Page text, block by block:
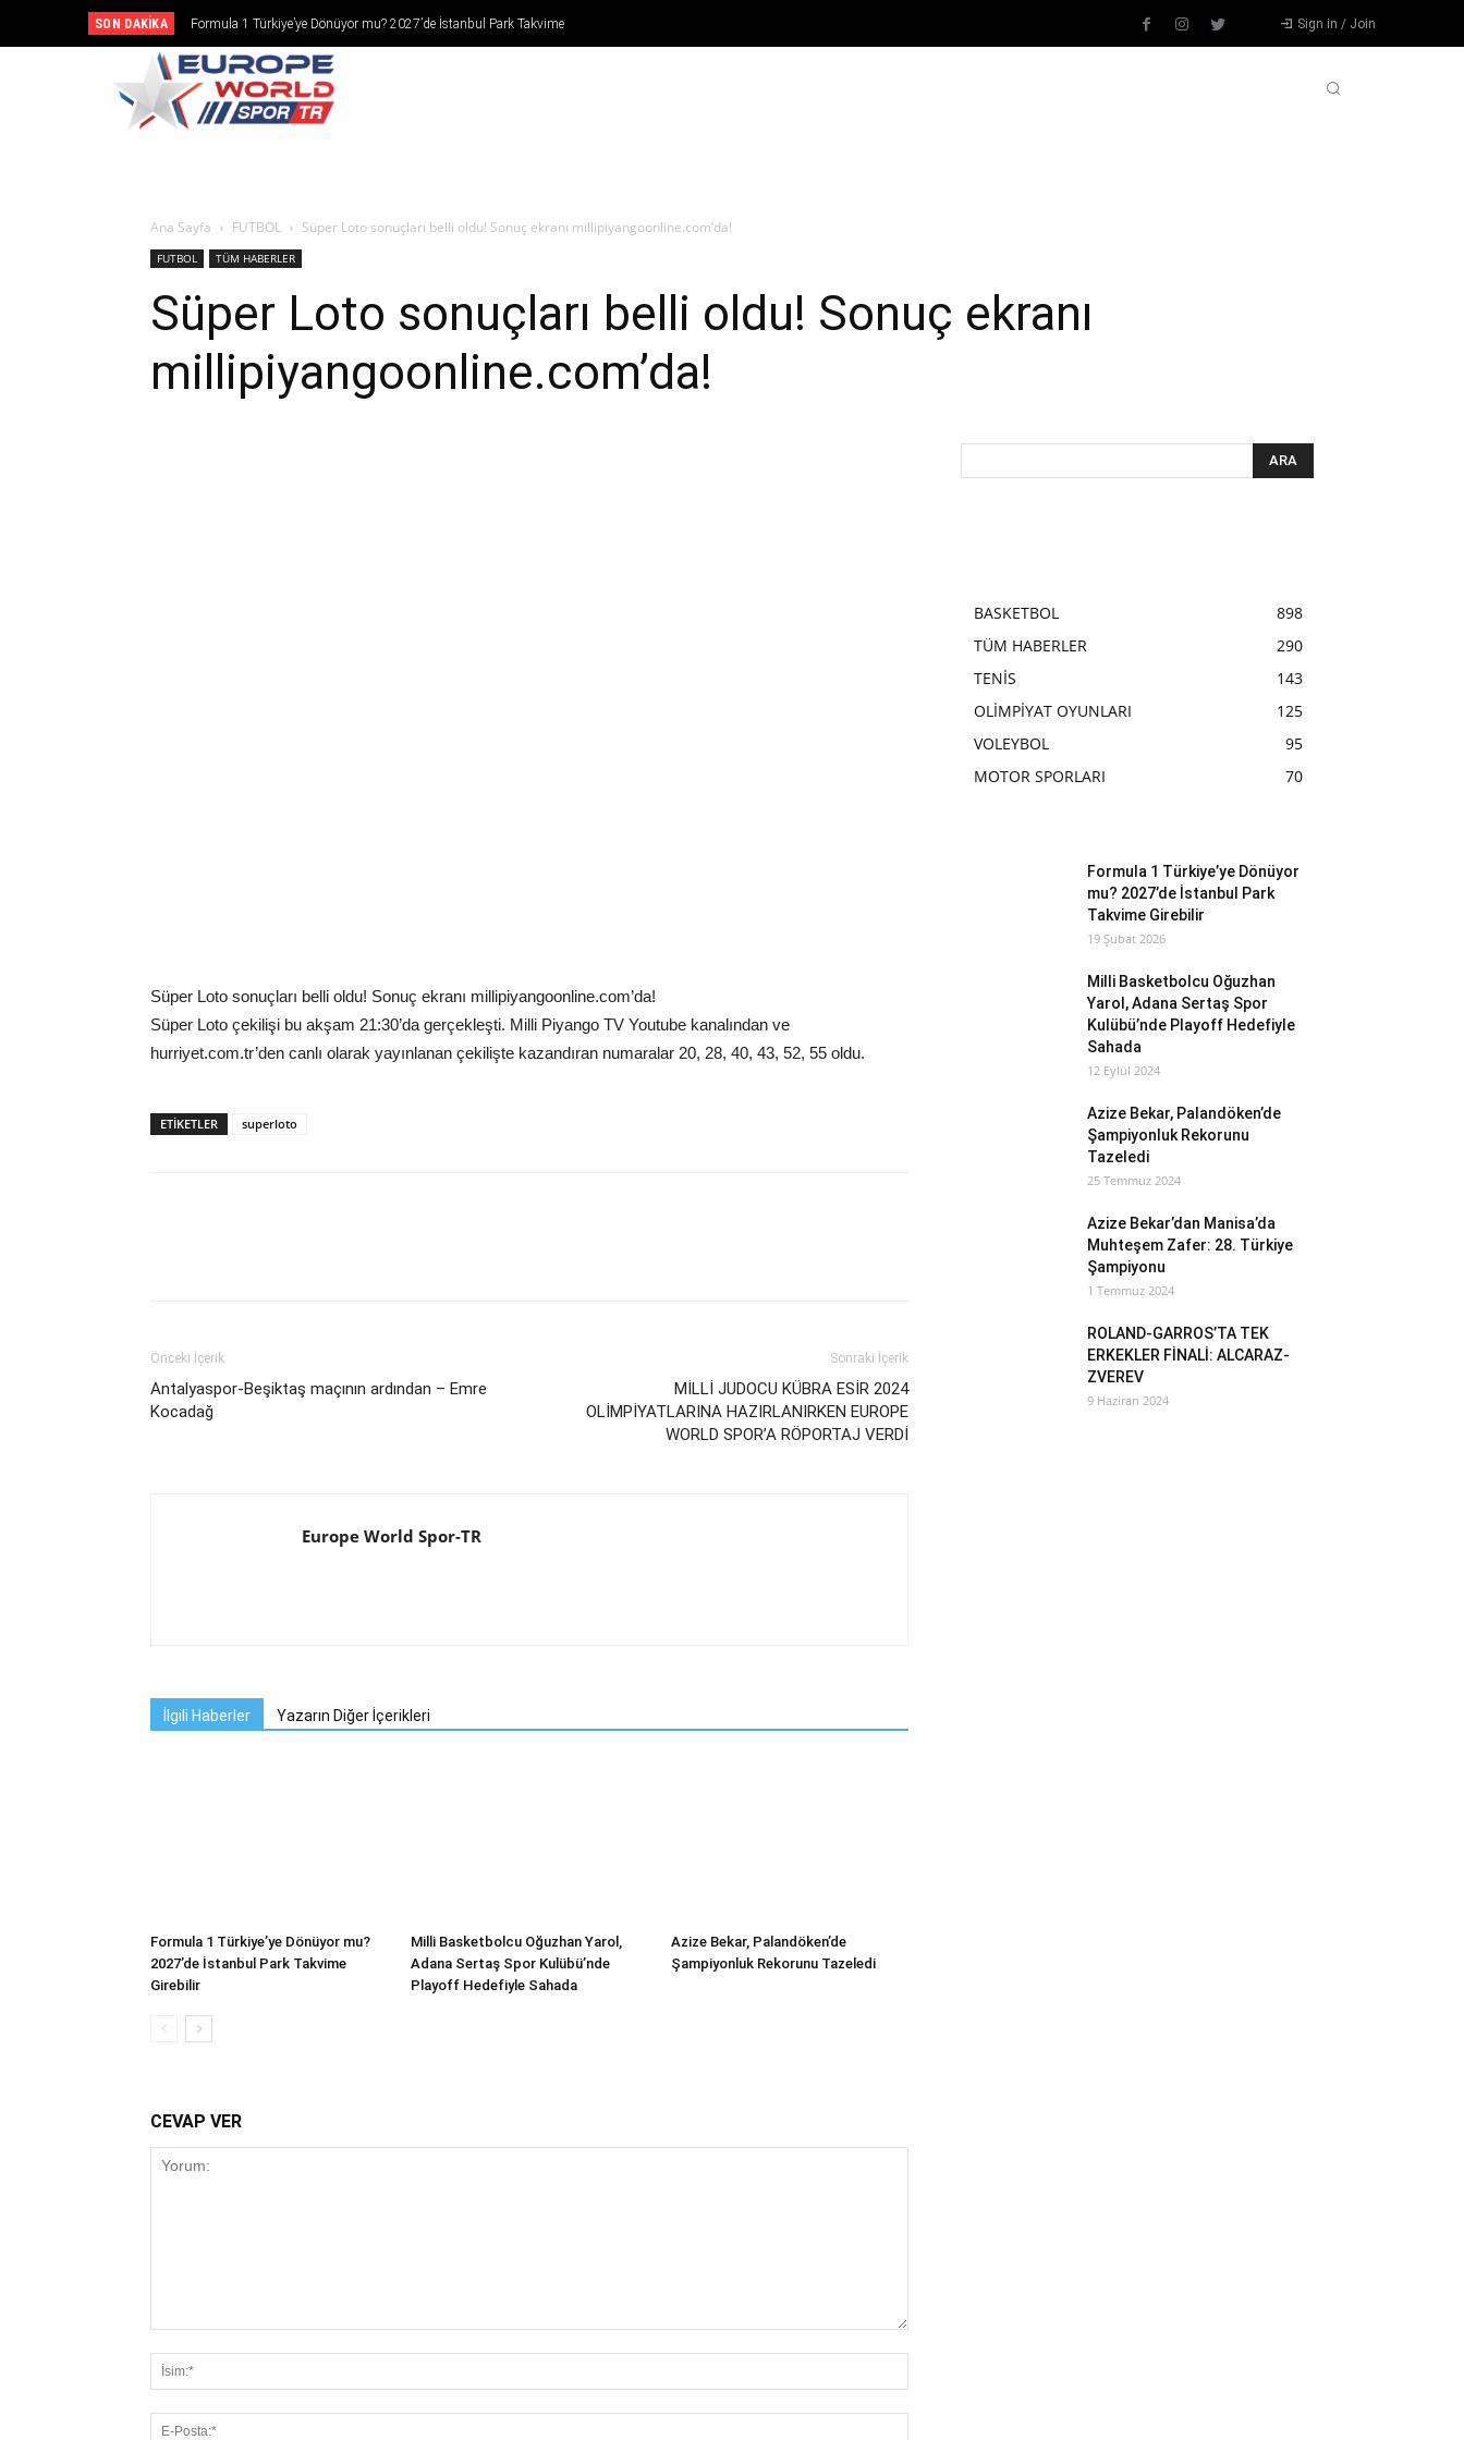
SON DAKIKA
Formula 1 Türkiye’ye Dönüyor mu? 2027’de İstanbul Park Takvime
Girebilir
Sign in / Join
Ana Sayfa FUTBOL Süper Loto sonuçları belli oldu! Sonuç ekranı millipiyangoonline.com’da!
FUTBOL TÜM HABERLER
Süper Loto sonuçları belli oldu! Sonuç ekranı
millipiyangoonline.com’da!
Süper Loto sonuçları belli oldu! Sonuç ekranı millipiyangoonline.com’da!
Süper Loto çekilişi bu akşam 21:30’da gerçekleşti. Milli Piyango TV Youtube kanalından ve
hurriyet.com.tr’den canlı olarak yayınlanan çekilişte kazandıran numaralar 20, 28, 40, 43, 52, 55 oldu.
ETIKETLER superloto
Önceki İçerik
Antalyaspor-Beşiktaş maçının ardından – Emre
Kocadağ
Sonraki İçerik
MİLLİ JUDOCU KÜBRA ESİR 2024
OLİMPİYATLARINA HAZIRLANIRKEN EUROPE
WORLD SPOR’A RÖPORTAJ VERDİ
Europe World Spor-TR
İlgili Haberler Yazarın Diğer İçerikleri
Formula 1 Türkiye’ye Dönüyor mu?
2027’de İstanbul Park Takvime
Girebilir
Milli Basketbolcu Oğuzhan Yarol,
Adana Sertaş Spor Kulübü’nde
Playoff Hedefiyle Sahada
Azize Bekar, Palandöken’de
Şampiyonluk Rekorunu Tazeledi
CEVAP VER
BASKETBOL
898
TÜM HABERLER
290
TENİS
143
OLİMPİYAT OYUNLARI
125
VOLEYBOL
95
MOTOR SPORLARI
70
Formula 1 Türkiye’ye Dönüyor
mu? 2027’de İstanbul Park
Takvime Girebilir
19 Şubat 2026
Milli Basketbolcu Oğuzhan
Yarol, Adana Sertaş Spor
Kulübü’nde Playoff Hedefiyle
Sahada
12 Eylül 2024
Azize Bekar, Palandöken’de
Şampiyonluk Rekorunu
Tazeledi
25 Temmuz 2024
Azize Bekar’dan Manisa’da
Muhteşem Zafer: 28. Türkiye
Şampiyonu
1 Temmuz 2024
ROLAND-GARROS’TA TEK
ERKEKLER FİNALİ: ALCARAZ-
ZVEREV
9 Haziran 2024